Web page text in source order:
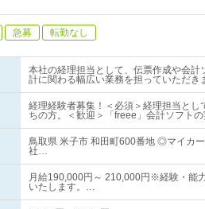
急募 転勤なし
本社の経理担当として、伝票作成や会
計に関わる幅広い業務を担っていただき
経理経験者募集！＜必須＞経理担当と
ちの方。＜歓迎＞「freee」会計ソフト
鳥取県 米子市 和田町600番地 ◎マイカ
社…
月給190,000円～ 210,000円※経験・能
いたします。…